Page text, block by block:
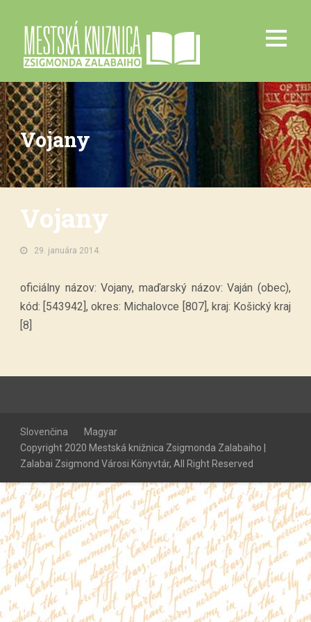
Vojany
Vojany
29. januára 2014.
oficiálny názov: Vojany, maďarský názov: Vaján (obec),
kód: [543942], okres: Michalovce [807], kraj: Košický kraj
[8]
Slovenčina
Magyar
Copyright 2020 Mestská knižnica Zsigmonda Zalabaiho |
Zalabai Zsigmond Városi Könyvtár, All Right Reserved